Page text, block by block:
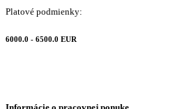
Platové podmienky:
6000.0 - 6500.0 EUR